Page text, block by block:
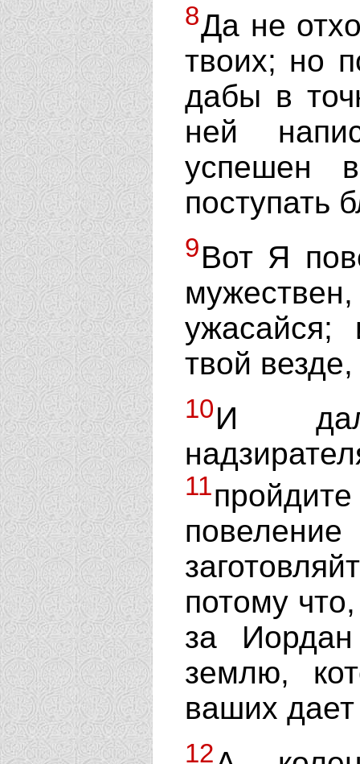
8Да не
твоих; но
дабы в
ней
успешен
поступать
9Вот Я
твой
10И дал
11
потому
за
землю,
ваших
12